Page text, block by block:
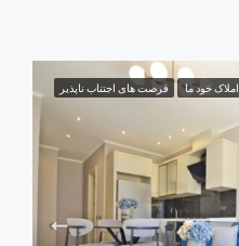
فرصت های اجتناب ناپذیر